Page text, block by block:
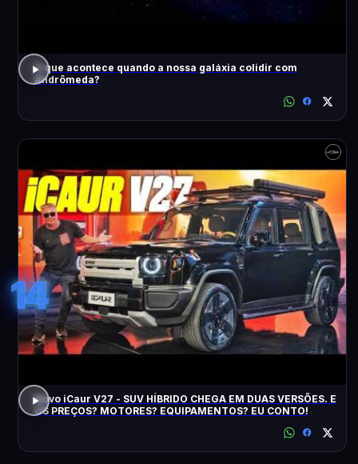
O que acontece quando a nossa galáxia colidir com
Andrômeda?
14
Novo iCaur V27 - SUV HÍBRIDO CHEGA EM DUAS VERSÕES. E
OS PREÇOS? MOTORES? EQUIPAMENTOS? EU CONTO!